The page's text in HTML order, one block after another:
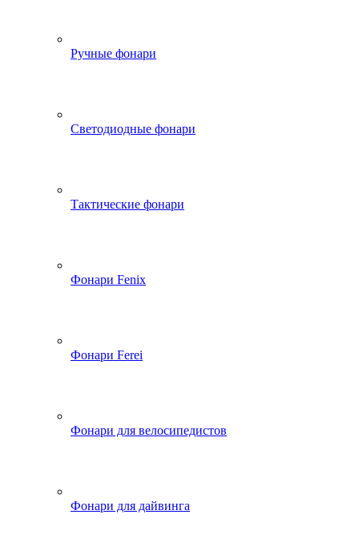
Ручные фонари
Светодиодные фонари
Тактические фонари
Фонари Fenix
Фонари Ferei
Фонари для велосипедистов
Фонари для дайвинга